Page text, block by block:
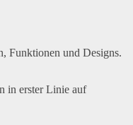
Funktionen und Designs.
in erster Linie auf